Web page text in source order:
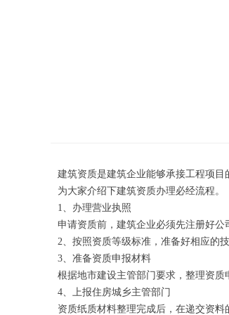
建筑资质是建筑企业能够承接工程项
为大家介绍下建筑资质办理必经流程。
1、办理营业执照
申请资质前，建筑企业必须先注册好公
2、按照资质等级标准，准备好相应的
3、准备资质申报材料
根据地市建设主管部门要求，整理资质
4、上报住房城乡主管部门
资质纸质材料整理完成后，在递交资